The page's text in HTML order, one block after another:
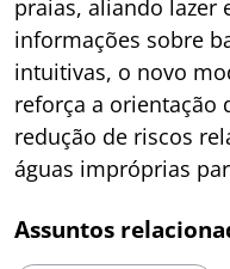
praias, aliando lazer
informações sobre
intuitivas, o novo
reforça a orientação
redução de riscos
águas impróprias
Assuntos